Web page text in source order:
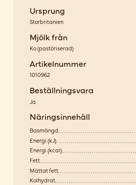
Ursprung
Storbritanien
Mjölk från
Ko(pastöriserad)
Artikelnummer
1010962
Beställningsvara
Ja
Näringsinnehåll
Basmängd
Energi (kJ)
Energi (kcal)
Fett
Mättat fett
Kolhydrat